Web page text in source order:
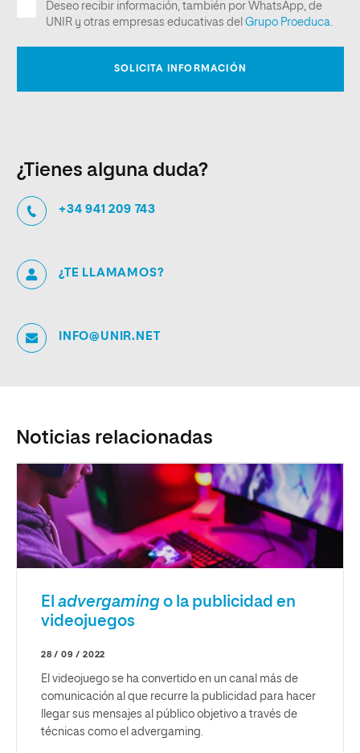
¿Tienes alguna duda?
+34 941 209 743
¿TE LLAMAMOS?
INFO@UNIR.NET
Noticias relacionadas
El advergamingo la publicidad en
videojuegos
28 / 09 / 2022
El videojuego se ha convertido en un canal más de
comunicación al que recurre la publicidad para hacer
llegar sus mensajes al público objetivo a través de
técnicas como el advergaming.